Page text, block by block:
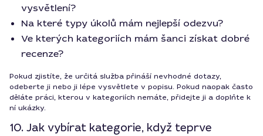
vysvětlení?
Na které typy úkolů mám nejlepší odezvu?
Ve kterých kategoriích mám šanci získat dobré
recenze?
Pokud zjistíte, že určitá služba přináší nevhodné dotazy,
odeberte ji nebo ji lépe vysvětlete v popisu. Pokud naopak často
děláte práci, kterou v kategoriích nemáte, přidejte ji a doplňte k
ní ukázky.
10. Jak vybírat kategorie, když teprve